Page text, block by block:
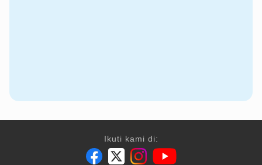
Ikuti kami di: